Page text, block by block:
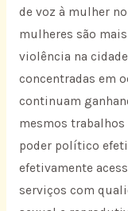
de voz à mulher
mulheres são
violência na
concentradas em
continuam
mesmos
poder político
efetivamente
serviços com